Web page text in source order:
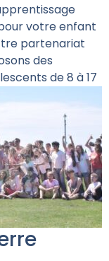
votre enfant
partenariat
des
de 8 à 17